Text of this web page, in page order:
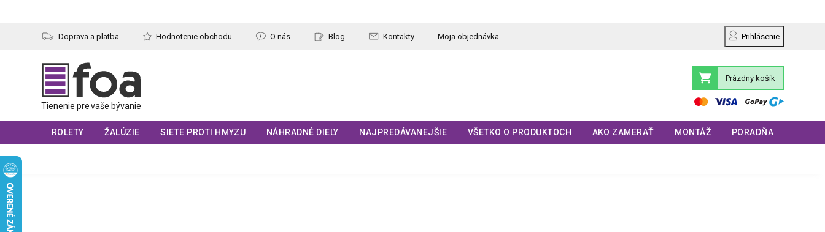
Doprava a platba Hodnotenie obchodu O nás Blog Kontakty Moja objednávka Prihlásenie
Nákupný
košík
Prázdny košík
ROLETY ŽALÚZIE SIETE PROTI HMYZU NÁHRADNÉ DIELY NAJPREDÁVANEJŠIE VŠETKO O PRODUKTOCH AKO ZAMERAŤ MONTÁŽ PORADŇA